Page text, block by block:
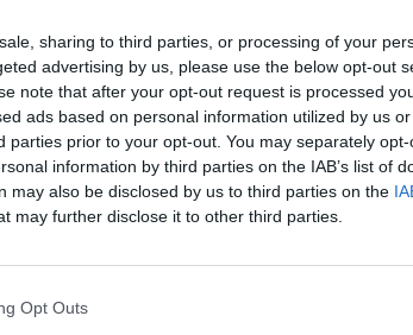
sharing to third parties, or processing of your
advertising by us, please use the below opt-out
note that after your opt-out request is processed
ads based on personal information utilized by us
parties prior to your opt-out. You may separately
information by third parties on the IAB’s list of
may also be disclosed by us to third parties on the
may further disclose it to other third parties.
Opt Outs
brott – Socialdemokraterna